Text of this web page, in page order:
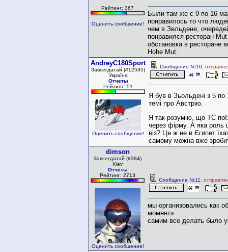
Рейтинг: 367
Оценить сообщение!
Были там же с 9 по 16
понравилось то что
чем в Зельдене,
понравился ресторан
обстановка в ресторане
Hohe Mut.
AndreyC180Sport
Завсегдатай (#12535)
Україна
Отчеты
Рейтинг: 51
Оценить сообщение!
Сообщение №10 ,
Я був в Зьольдені з 5 по
темі про Австрію.
Я так розумію, що ТС
через фірму. А яка роль
віз? Це ж не в Єгипет
самому можна вже
dimson
Завсегдатай (#384)
Kiev
Отчеты
Рейтинг: 2713
Оценить сообщение!
Сообщение №11 ,
мы организовались как
момент»
самим все делать было